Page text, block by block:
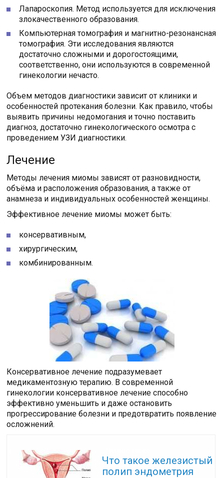
Лапароскопия. Метод используется для исключения
злокачественного образования.
Компьютерная томография и магнитно-резонансная
томография. Эти исследования являются
достаточно сложными и дорогостоящими,
соответственно, они используются в современной
гинекологии нечасто.
Объем методов диагностики зависит от клиники и
особенностей протекания болезни. Как правило, чтобы
выявить причины недомогания и точно поставить
диагноз, достаточно гинекологического осмотра с
проведением УЗИ диагностики.
Лечение
Методы лечения миомы зависят от разновидности,
объёма и расположения образования, а также от
анамнеза и индивидуальных особенностей женщины.
Эффективное лечение миомы может быть:
консервативным,
хирургическим,
комбинированным.
Консервативное лечение подразумевает
медикаментозную терапию. В современной
гинекологии консервативное лечение способно
эффективно уменьшить и даже остановить
прогрессирование болезни и предотвратить появление
осложнений.
Что такое железистый
полип эндометрия